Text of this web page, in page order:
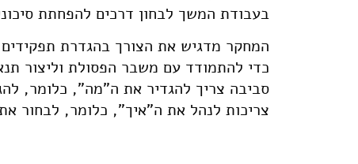
בעבודת המשך לבחון דרכים להפחתת
המחקר מדגיש את הצורך בהגדרת
כדי להתמודד עם משבר הפסולת וליצור
סביבה צריך להגדיר את ה"מה", כלומר,
צריכות לנהל את ה"איך", כלומר, לבחור